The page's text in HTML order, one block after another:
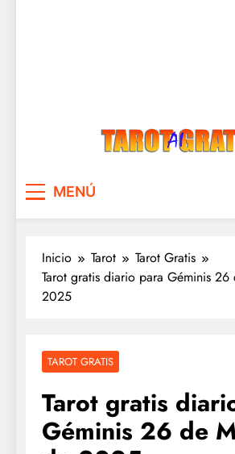
MENÚ
Inicio Tarot
Tarot Gratis
Tarot gratis diario para Géminis
2025
TAROT GRATIS
Tarot gratis
Géminis 26 de